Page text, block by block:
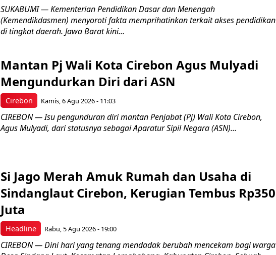
SUKABUMI — Kementerian Pendidikan Dasar dan Menengah
(Kemendikdasmen) menyoroti fakta memprihatinkan terkait akses pendidikan
di tingkat daerah. Jawa Barat kini...
Cirebon
Mantan Pj Wali Kota Cirebon Agus Mulyadi
Mengundurkan Diri dari ASN
Kamis, 6 Agu 2026 - 11:03
CIREBON — Isu pengunduran diri mantan Penjabat (Pj) Wali Kota Cirebon,
Agus Mulyadi, dari statusnya sebagai Aparatur Sipil Negara (ASN)...
Headline
Si Jago Merah Amuk Rumah dan Usaha di
Sindanglaut Cirebon, Kerugian Tembus Rp350
Juta
Rabu, 5 Agu 2026 - 19:00
CIREBON — Dini hari yang tenang mendadak berubah mencekam bagi warga